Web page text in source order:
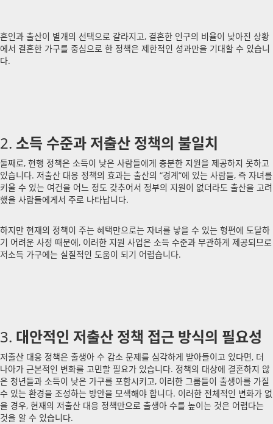
혼인과 출산이 별개의 선택으로 갈라지고, 결혼한 인구의 비율이 낮아진 상황
에서 결혼한 가구를 중심으로 한 정책은 제한적인 성과만을 기대할 수 있습니
다.
2. 소득 수준과 저출산 정책의 불일치
둘째로, 현행 정책은 소득이 낮은 사람들에게 충분한 지원을 제공하지 못하고
있습니다. 저출산 대응 정책의 효과는 출산의 “경계”에 있는 사람들, 즉 자녀를
키울 수 있는 여건을 어느 정도 갖추어서 정부의 지원이 없더라도 출산을 고려
했을 사람들에게서 주로 나타납니다.
하지만 현재의 정책이 주는 혜택만으로는 자녀를 낳을 수 있는 형편에 도달하
기 어려운 사정 때문에, 이러한 지원 사업은 소득 수준과 무관하게 제공되므로
저소득 가구에는 실질적인 도움이 되기 어렵습니다.
3. 대안적인 저출산 정책 접근 방식의 필요성
저출산 대응 정책은 출생아 수 감소 문제를 심각하게 받아들이고 있다면, 더
나아가 근본적인 변화를 고민할 필요가 있습니다. 정책의 대상에 결혼하지 않
은 청년들과 소득이 낮은 가구를 포함시키고, 이러한 그룹들이 출생아를 가질
수 있는 환경을 조성하는 방안을 모색해야 합니다. 이러한 전체적인 변화가 없
을 경우, 현재의 저출산 대응 정책만으로 출생아 수를 높이는 것은 어렵다는
것을 알 수 있습니다.